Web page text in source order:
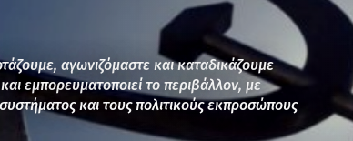
αγωνιζόμαστε και καταδικάζουμε
εμπορευματοποιεί το περιβάλλον, με
και τους πολιτικούς εκπροσώπους